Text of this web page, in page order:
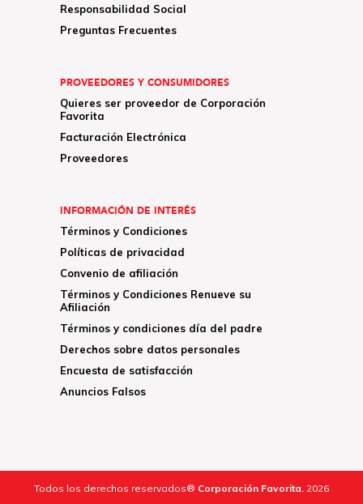
Responsabilidad Social
Preguntas Frecuentes
PROVEEDORES Y CONSUMIDORES
Quieres ser proveedor de Corporación
Favorita
Facturación Electrónica
Proveedores
INFORMACIÓN DE INTERÉS
Términos y Condiciones
Políticas de privacidad
Convenio de afiliación
Términos y Condiciones Renueve su
Afiliación
Términos y condiciones día del padre
Derechos sobre datos personales
Encuesta de satisfacción
Anuncios Falsos
Todos los derechos reservados® Corporación Favorita. 2026